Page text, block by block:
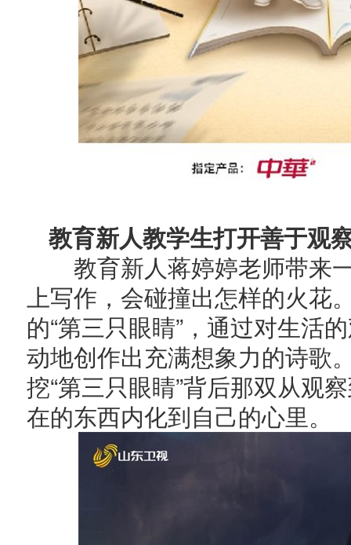
教育新人教学生打开善于观
教育新人蒋婷婷老师带来
上写作，会碰撞出怎样的火花
的“第三只眼睛”，通过对生活
动地创作出充满想象力的诗歌
挖“第三只眼睛”背后那双从观
在的东西内化到自己的心里。